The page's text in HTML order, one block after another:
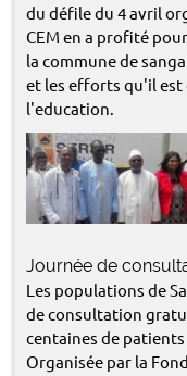
du défile du 4 avril
CEM en a profité
la commune de
et les efforts qu'il est
l'education.
Journée de
Les populations de
de consultation
centaines de patients
Organisée par la